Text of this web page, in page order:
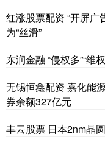
红涨股票配资 “开屏广
为“丝滑”
东润金融 “侵权多”“维
无锡恒鑫配资 嘉化能
券余额327亿元
丰云股票 日本2nm晶